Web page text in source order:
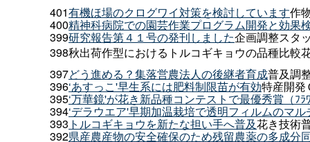
401有機ほ場のクログワイ対策を検討しています作
400精神科病院での園芸作業プログラム開発と効果
399研究報告第４１号の発刊しました企画調整スタ
398秋出荷作型におけるトルコギキョウの品種比較
397どう進める？集落営農法人の後継者育成普及調
396‘あすっこ'早生系には肥料制限苗が有効特産開発
395‘万華鏡'が花き新品種コンテストで最優秀賞（ﾌﾗ
394‘デラウエア'早期加温栽培で透明フィルムのマ
393 トルコギキョウを新たな担い手へ普及花き技術
392県産農産物の安全確保のため残留農薬の多成分